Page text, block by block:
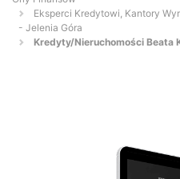
Eksperci Kredytowi, Kantory
- Jelenia Góra
Kredyty/Nieruchomości Beata